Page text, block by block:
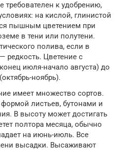
требователен к удобрению,
на кислой, глинистой
пышным цветением при
в тени или полутени.
полива, если в
редкость. Цветение с
июля-начало августа) до
ноябрь).
имеет множество сортов.
листьев, бутонами и
В высоту может достигать
полтора месяца, обычно
на июнь-июль. Все
высадки. Высаживают